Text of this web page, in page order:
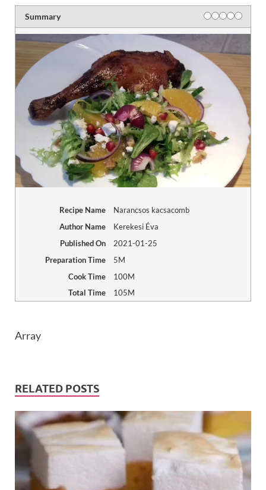
Summary
Recipe Name
Narancsos kacsacomb
Author Name
Kerekesi Éva
Published On
2021-01-25
Preparation Time
5M
Cook Time
100M
Total Time
105M
Array
RELATED POSTS